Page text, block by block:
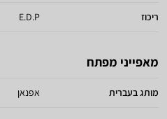
ריכוז E.D.P
מאפייני מפתח
מותג בעברית אפנאן